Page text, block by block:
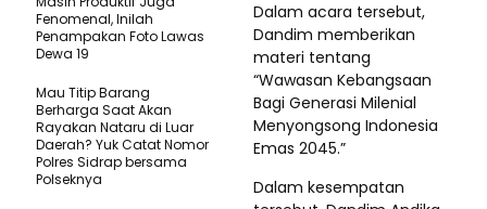
Dalam acara tersebut,
Dandim memberikan
materi tentang
“Wawasan Kebangsaan
Bagi Generasi Milenial
Menyongsong Indonesia
Emas 2045.”
Dalam kesempatan
Fenomenal, Inilah
Penampakan Foto Lawas
Dewa 19
Mau Titip Barang
Berharga Saat Akan
Rayakan Nataru di Luar
Daerah? Yuk Catat Nomor
Polres Sidrap bersama
Polseknya